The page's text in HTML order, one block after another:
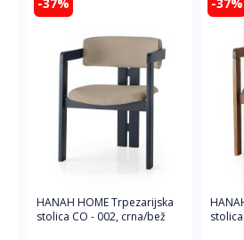
HANAH HOME Trpezarijska
stolica CO - 002, crna/bež
HANAH HOME